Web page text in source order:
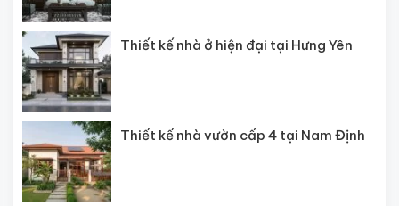
Thiết kế nhà ở hiện đại tại Hưng Yên
Thiết kế nhà vườn cấp 4 tại Nam Định